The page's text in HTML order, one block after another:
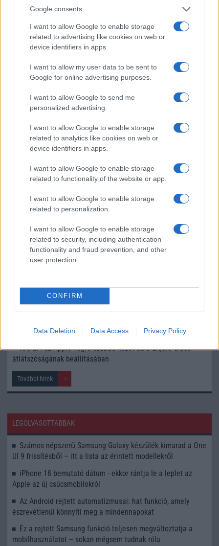
Google consents
I want to allow Google to enable storage
related to advertising like cookies on web or
device identifiers in apps.
I want to allow my user data to be sent to
Google for online advertising purposes.
I want to allow Google to send me
personalized advertising.
I want to allow Google to enable storage
related to analytics like cookies on web or
device identifiers in apps.
I want to allow Google to enable storage
related to functionality of the website or app.
I want to allow Google to enable storage
related to personalization.
I want to allow Google to enable storage
related to security, including authentication
functionality and fraud prevention, and other
user protection.
CONFIRM
Data Deletion Data Access Privacy Policy
amelyek maguktól dolgoznak a háttérben.
Ez a rejtett Samsung funkció teljesen
megváltoztatja a mobilhasználatot –
2026.07.12| Android Central
Az Edge Panel az egyik leghasznosabb funkció, amely
miközben a Pixel telefonokból továbbra is hiányzik.
KAPCSOLÓDÓ HÍREK
Még jobban testreszabható lesz az iOS 27 felülete
fontos iPhone beállítás
Az iPhone 18 Pro már most átformálja az Android világát
A Samsung One UI 9 gyakorlatilag iOS-hatású widgeteket
Meglepő fordulat: az Apple végre megoldhatta a Liquid
Glass legnagyobb problémáját az iOS 27-ben
nyilvános bétája
iOS 27: az Apple végre szabad kezet ad a Liquid Glass
átlátszóságának beállításában
További hírek
LEGOLVASOTTABBAK
Számos népszerű Samsung Galaxy készülék kimarad a One
UI 9 frissítésből – itt a lista az érintett modellekről
iPhone 18 bemutató dátum - ekkor rántja le a leplet az
Apple az új csúcsmobilokról
Az Android rejtett automatizmusai: hat funkció, amely
észrevétlenül könnyíti meg a mindennapokat
Ez a rejtett Samsung funkció teljesen megváltoztatja a
mobilhasználatot – sokan mégsem tudnak róla